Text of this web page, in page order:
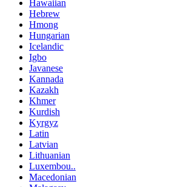
Hawaiian
Hebrew
Hmong
Hungarian
Icelandic
Igbo
Javanese
Kannada
Kazakh
Khmer
Kurdish
Kyrgyz
Latin
Latvian
Lithuanian
Luxembou..
Macedonian